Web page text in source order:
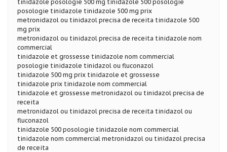
tinidazole posologie 500 mg tinidazole 500 posologie
posologie tinidazole tinidazole 500 mg prix
metronidazol ou tinidazol precisa de receita tinidazole 500
mg prix
metronidazol ou tinidazol precisa de receita tinidazole nom
commercial
tinidazole et grossesse tinidazole nom commercial
posologie tinidazole tinidazol ou fluconazol
tinidazole 500 mg prix tinidazole et grossesse
tinidazole prix tinidazole nom commercial
tinidazole et grossesse metronidazol ou tinidazol precisa de
receita
metronidazol ou tinidazol precisa de receita tinidazol ou
fluconazol
tinidazole 500 posologie tinidazole nom commercial
tinidazole nom commercial metronidazol ou tinidazol precisa
de receita